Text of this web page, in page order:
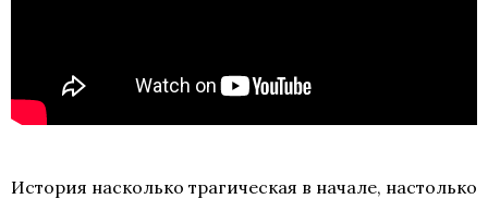
История насколько трагическая в начале, настолько